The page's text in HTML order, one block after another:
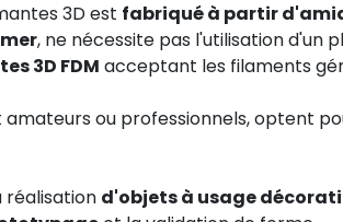
3D est fabriqué à partir
, ne nécessite pas l'utilisation d'un
3D FDM acceptant les filaments
ou professionnels, optent
réalisation d'objets à usage